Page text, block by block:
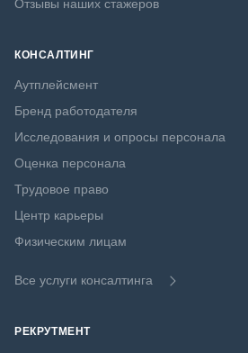
Отзывы наших стажеров
КОНСАЛТИНГ
Аутплейсмент
Бренд работодателя
Исследования и опросы персонала
Оценка персонала
Трудовое право
Центр карьеры
Физическим лицам
Все услуги консалтинга
РЕКРУТМЕНТ